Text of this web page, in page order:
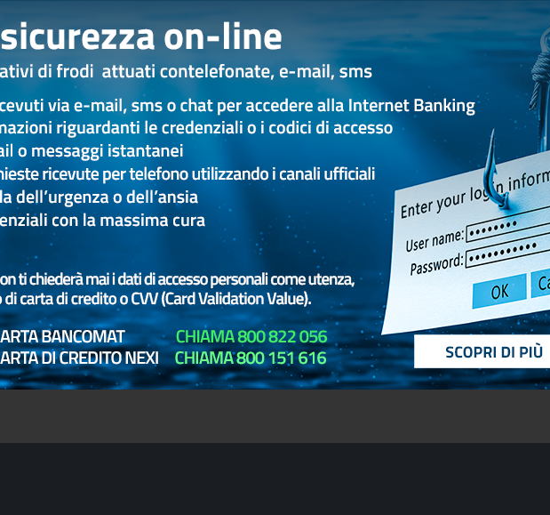
di un’operazione che non hai autorizzato o che non è stata correttamente
Modulo
per comunicare alla Banca il disconoscimento
di operazioni di pagamento intervenute sui
propri Conti di Pagamento.